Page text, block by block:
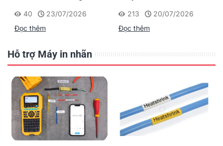
Supvan G15M Pro
40
23/07/2026
Đọc thêm
dấu một lần, tra cứu
trọn đời công trình
213
20/07/2026
Đọc thêm
Hỗ trợ Máy in nhãn